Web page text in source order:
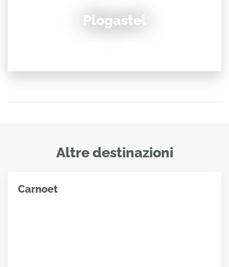
Plogastel
Altre destinazioni
Carnoet